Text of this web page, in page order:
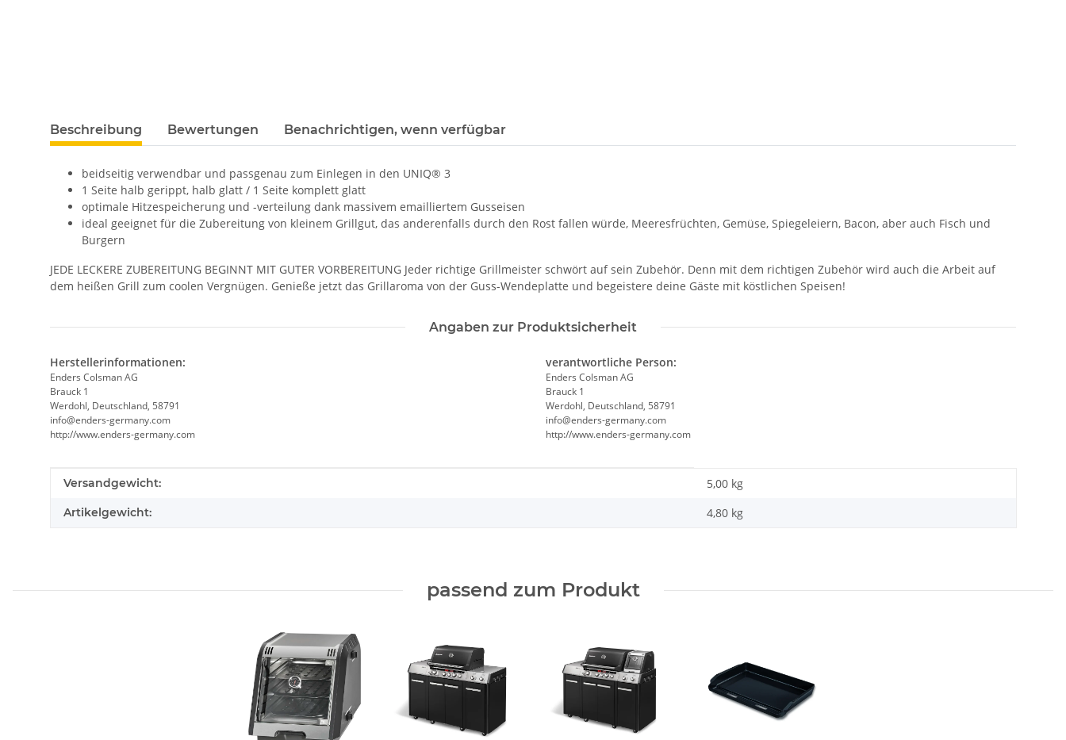
Beschreibung Bewertungen Benachrichtigen, wenn verfügbar
beidseitig verwendbar und passgenau zum Einlegen in den UNIQ® 3
1 Seite halb gerippt, halb glatt / 1 Seite komplett glatt
optimale Hitzespeicherung und -verteilung dank massivem emailliertem Gusseisen
ideal geeignet für die Zubereitung von kleinem Grillgut, das anderenfalls durch den Rost fallen würde, Meeresfrüchten, Gemüse, Spiegeleiern, Bacon, aber auch Fisch und
Burgern
JEDE LECKERE ZUBEREITUNG BEGINNT MIT GUTER VORBEREITUNG Jeder richtige Grillmeister schwört auf sein Zubehör. Denn mit dem richtigen Zubehör wird auch die Arbeit auf
dem heißen Grill zum coolen Vergnügen. Genieße jetzt das Grillaroma von der Guss-Wendeplatte und begeistere deine Gäste mit köstlichen Speisen!
Angaben zur Produktsicherheit
Herstellerinformationen:
Enders Colsman AG
Brauck 1
Werdohl, Deutschland, 58791
info@enders-germany.com
http://www.enders-germany.com
verantwortliche Person:
Enders Colsman AG
Brauck 1
Werdohl, Deutschland, 58791
info@enders-germany.com
http://www.enders-germany.com
Produkteigenschaft
Wert
Versandgewicht: 5,00 kg
Artikelgewicht: 4,80 kg
passend zum Produkt